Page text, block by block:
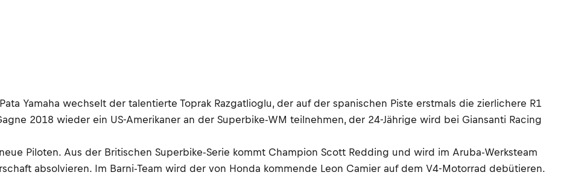
Yamaha wechselt der talentierte Toprak Razgatlioglu, der auf der spanischen Piste erstmals die zierlichere R1
2018 wieder ein US-Amerikaner an der Superbike-WM teilnehmen, der 24-Jährige wird bei Giansanti Racing
Piloten. Aus der Britischen Superbike-Serie kommt Champion Scott Redding und wird im Aruba-Werksteam
absolvieren. Im Barni-Team wird der von Honda kommende Leon Camier auf dem V4-Motorrad debütieren.